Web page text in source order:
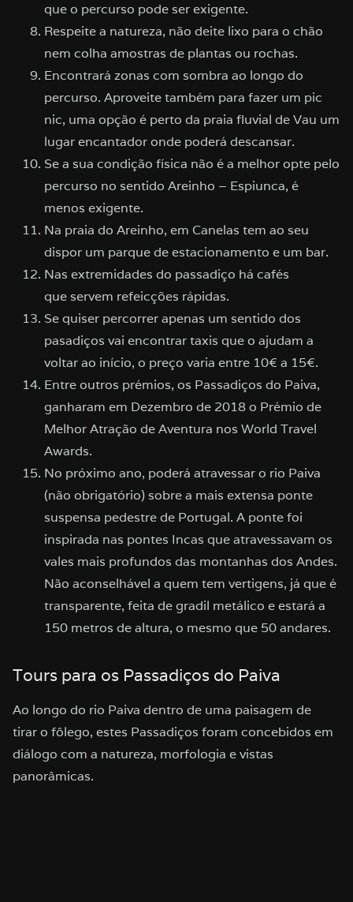
que o percurso pode ser exigente.
Respeite a natureza, não deite lixo para o chão
nem colha amostras de plantas ou rochas.
Encontrará zonas com sombra ao longo do
percurso. Aproveite também para fazer um pic
nic, uma opção é perto da praia fluvial de Vau um
lugar encantador onde poderá descansar.
Se a sua condição física não é a melhor opte pelo
percurso no sentido Areinho – Espiunca, é
menos exigente.
Na praia do Areinho, em Canelas tem ao seu
dispor um parque de estacionamento e um bar.
Nas extremidades do passadiço há cafés
que servem refeicções rápidas.
Se quiser percorrer apenas um sentido dos
pasadiços vai encontrar taxis que o ajudam a
voltar ao início, o preço varia entre 10€ a 15€.
Entre outros prémios, os Passadiços do Paiva,
ganharam em Dezembro de 2018 o Prémio de
Melhor Atração de Aventura nos World Travel
Awards.
No próximo ano, poderá atravessar o rio Paiva
(não obrigatório) sobre a mais extensa ponte
suspensa pedestre de Portugal. A ponte foi
inspirada nas pontes Incas que atravessavam os
vales mais profundos das montanhas dos Andes.
Não aconselhável a quem tem vertigens, já que é
transparente, feita de gradil metálico e estará a
150 metros de altura, o mesmo que 50 andares.
Tours para os Passadiços do Paiva
Ao longo do rio Paiva dentro de uma paisagem de
tirar o fôlego, estes Passadiços foram concebidos em
diálogo com a natureza, morfologia e vistas
panorâmicas.